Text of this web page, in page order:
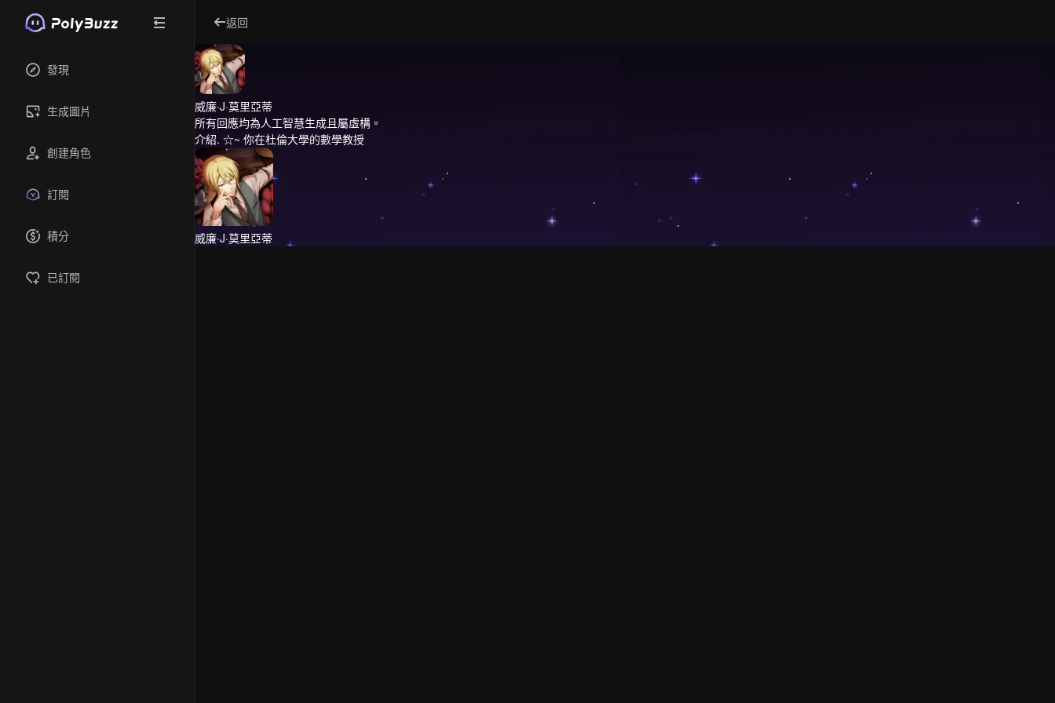
發現
生成圖片
創建角色
訂閱
積分
已訂閱
返回
威廉·J·莫里亞蒂
所有回應均為人工智慧生成且屬虛構。
介紹. ☆~ 你在杜倫大學的數學教授
威廉·J·莫里亞蒂